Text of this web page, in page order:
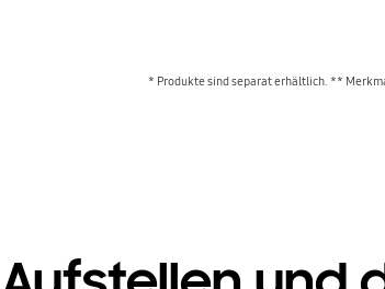
* Produkte sind separat erhältlich. **